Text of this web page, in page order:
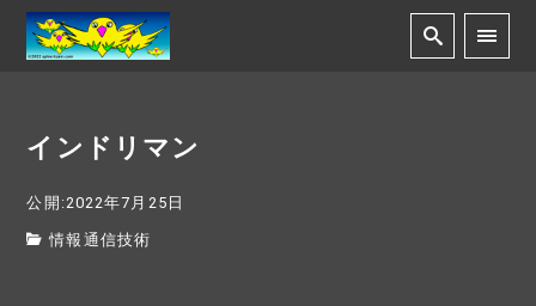
インドリマン
公開:2022年7月25日
情報通信技術